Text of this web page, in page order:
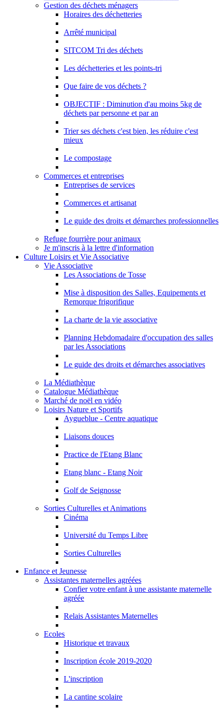
Gestion des déchets ménagers
Horaires des déchetteries
Arrêté municipal
SITCOM Tri des déchets
Les déchetteries et les points-tri
Que faire de vos déchets ?
OBJECTIF : Diminution d'au moins 5kg de
déchets par personne et par an
Trier ses déchets c'est bien, les réduire c'est
mieux
Le compostage
Commerces et entreprises
Entreprises de services
Commerces et artisanat
Le guide des droits et démarches professionnelles
Refuge fourrière pour animaux
Je m'inscris à la lettre d'information
Culture Loisirs et Vie Associative
Vie Associative
Les Associations de Tosse
Mise à disposition des Salles, Equipements et
Remorque frigorifique
La charte de la vie associative
Planning Hebdomadaire d'occupation des salles
par les Associations
Le guide des droits et démarches associatives
La Médiathèque
Catalogue Médiathèque
Marché de noël en vidéo
Loisirs Nature et Sportifs
Aygueblue - Centre aquatique
Liaisons douces
Practice de l'Etang Blanc
Etang blanc - Etang Noir
Golf de Seignosse
Sorties Culturelles et Animations
Cinéma
Université du Temps Libre
Sorties Culturelles
Enfance et Jeunesse
Assistantes maternelles agréées
Confier votre enfant à une assistante maternelle
agréée
Relais Assistantes Maternelles
Ecoles
Historique et travaux
Inscription école 2019-2020
L'inscription
La cantine scolaire